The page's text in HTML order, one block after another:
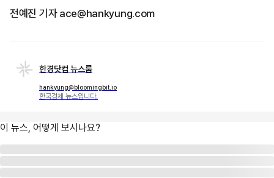
전예진 기자 ace@hankyung.com
한경닷컴 뉴스룸
hankyung@bloomingbit.io
한국경제 뉴스입니다.
이 뉴스, 어떻게 보시나요?